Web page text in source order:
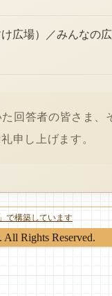
広場）／みんなの
回答者の皆さま、
申し上げます。
で構築しています
All Rights Reserved.